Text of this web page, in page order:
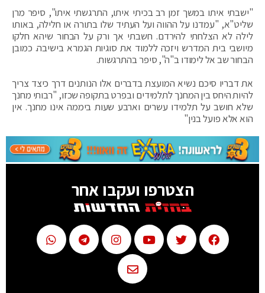
"ישבתי איתו במשך זמן רב בכיתי איתו, התרגשתי איתו", סיפר מרן
שליט"א, "עמדנו על ההווה ועל העתיד שלו בתורה או חלילה, באותו
לילה לא הצלחתי להירדם. חשבתי אך ורק על הבחור שיהא חלקו
מיושבי בית המדרש ויזכה ללמוד את סוגיות הגמרא בישיבה. כמובן
הבחור שב אל לימודו ב"ה", סיפר בהתרגשות.
את דבריו סיכם נשיא המועצת בדברים אלו הנותנים דרך כיצד צריך
להיות היחס בין המחנך לתלמידים ובפרט בתקופה שכזו, "רבותי מחנך
שלא חושב על תלמידו עשרים וארבע שעות ביממה אינו מחנך. אין
הוא אלא פועל בנין"
הצטרפו ועקבו אחר